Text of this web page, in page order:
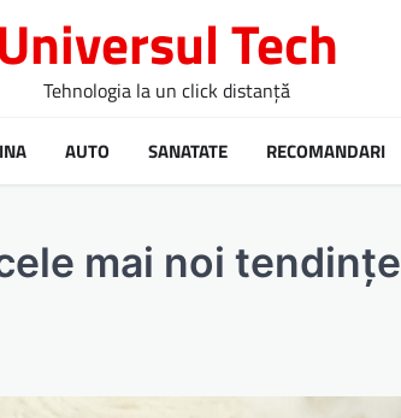
Universul Tech
Tehnologia la un click distanță
AUTO SANATATE RECOMANDARI
mai noi tendințe